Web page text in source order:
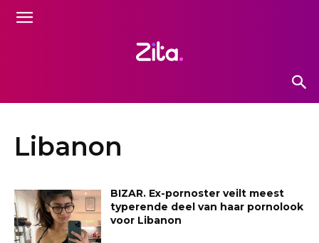
Libanon
BIZAR. Ex-pornoster veilt meest
typerende deel van haar pornolook
voor Libanon